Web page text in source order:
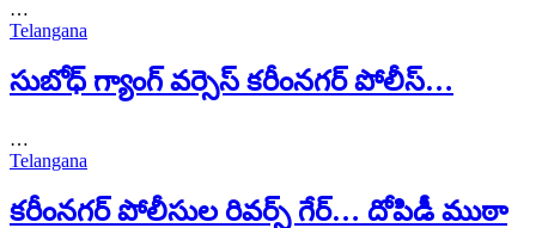
…
Telangana
సుబోధ్ గ్యాంగ్ వర్సెస్ కరీంనగర్ పోలీస్…
…
Telangana
కరీంనగర్ పోలీసుల రివర్స్ గేర్… దోపిడీ ముఠా